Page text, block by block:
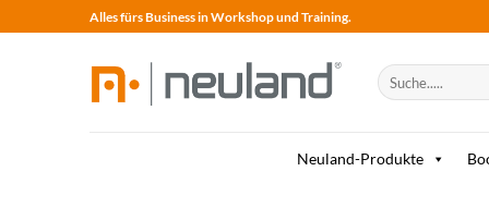
to
Alles fürs Business in Workshop und Training.
Suche
nach:
Neuland-Produkte